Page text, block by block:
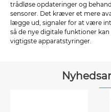
trådløse opdateringer og
sensorer. Det kræver et mere
lægge ud, signaler for at være
så de nye digitale funktioner
vigtigste apparatstyringer.